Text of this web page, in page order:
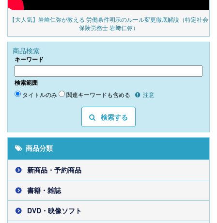
【大人気】岩﨑仁弥が教える 労働条件明示のルール変更徹底解説（特定社会
保険労務士 岩﨑仁弥）
商品検索
キーワード
検索範囲
タイトルのみ 関連キーワードも含める 注意
検索する
商品分類
新商品・予約商品
書籍・雑誌
DVD・映像ソフト